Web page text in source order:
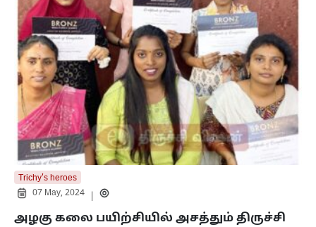
Trichy's heroes
07 May, 2024
அழகு கலை பயிற்சியில் அசத்தும் திருச்சி